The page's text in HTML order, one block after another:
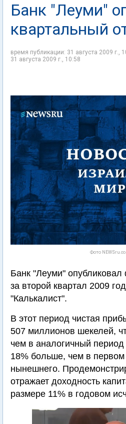
Банк "Леуми"
квартальный
время публикации: 31 августа 2009 г.,
31 августа 2009 г., 10:58
Фото
Банк "Леуми" опубликовал
за второй квартал 2009
"Калькалист".
В этот период чистая
507 миллионов шекелей,
чем в аналогичный
18% больше, чем в первом
нынешнего.
отражает доходность
размере 11% в годовом